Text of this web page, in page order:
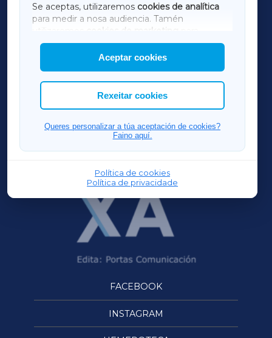
Se aceptas, utilizaremos cookies de analítica
para medir a nosa audiencia. Tamén
utilizaremos
cookies de marketing
mostrar publicidade de terceiros.
Así mesmo, podes personalizar a elección das
cookies que desexas permitir.
Aceptar cookies
Rexeitar cookies
Queres personalizar a túa aceptación de cookies?
Faino aquí.
Política de cookies
Política de privacidade
AMARIÑAXA
RIBEIRASACRAXA
ACORUÑAXA
FERROLXA
OURENSEXA
FACEBOOK
INSTAGRAM